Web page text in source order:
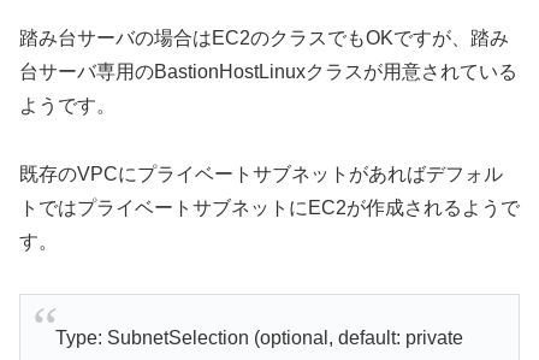
踏み台サーバの場合はEC2のクラスでもOKですが、踏み
台サーバ専用のBastionHostLinuxクラスが用意されている
ようです。
既存のVPCにプライベートサブネットがあればデフォル
トではプライベートサブネットにEC2が作成されるようで
す。
Type: SubnetSelection (optional, default: private